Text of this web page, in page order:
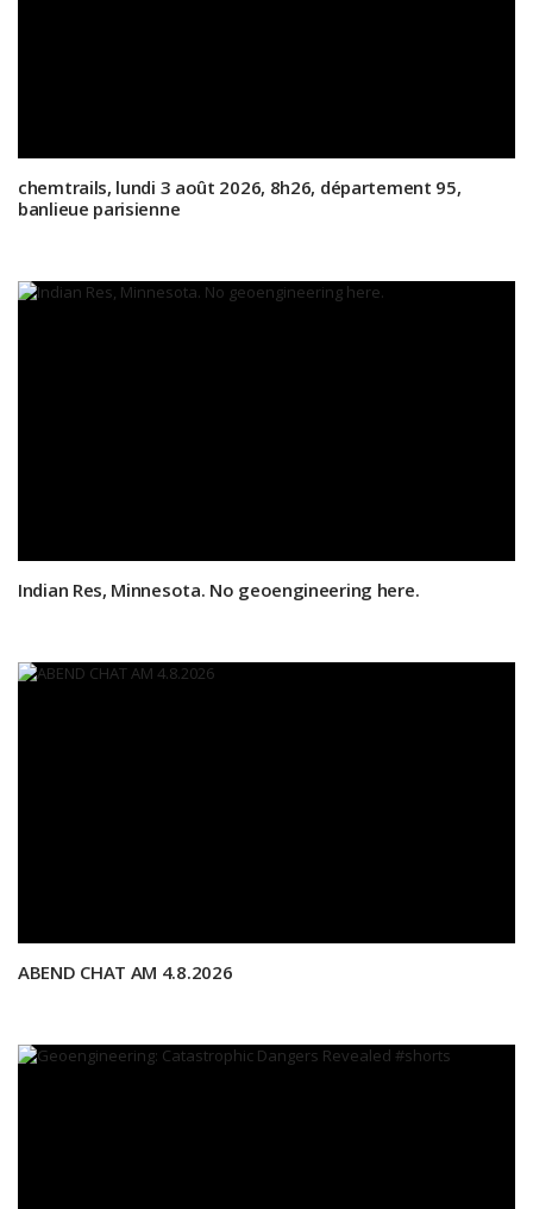
chemtrails, lundi 3 août 2026, 8h26, département 95,
banlieue parisienne
Indian Res, Minnesota. No geoengineering here.
ABEND CHAT AM 4.8.2026